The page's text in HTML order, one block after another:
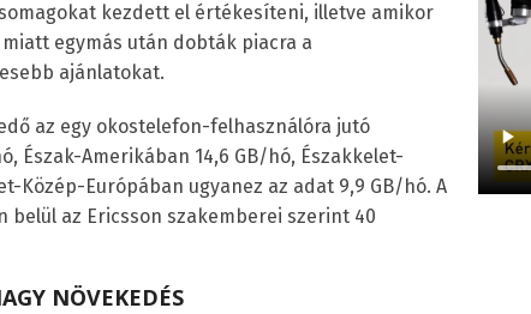
kezdett el értékesíteni, illetve amikor
egymás után dobták piacra a
ajánlatokat.
az egy okostelefon-felhasználóra jutó
Észak-Amerikában 14,6 GB/hó, Északkelet-
Közép-Európában ugyanez az adat 9,9 GB/hó. A
belül az Ericsson szakemberei szerint 40
NÖVEKEDÉS